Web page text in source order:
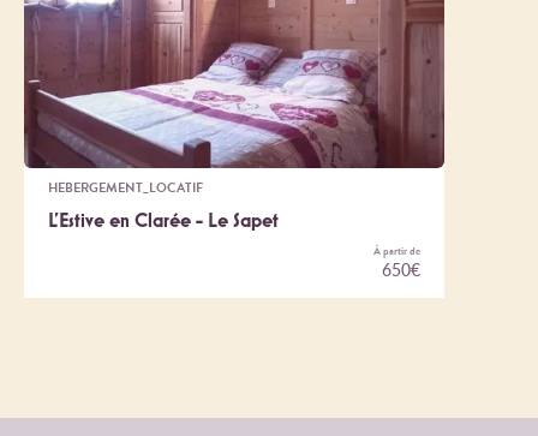
HEBERGEMENT_LOCATIF
L'Estive en Clarée - Le Sapet
À partir de
650€